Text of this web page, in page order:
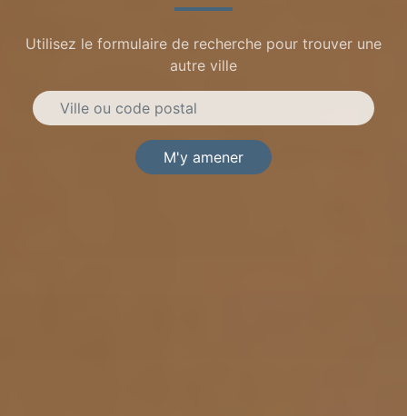
Utilisez le formulaire de recherche pour trouver une
autre ville
M'y amener